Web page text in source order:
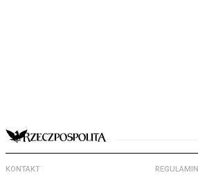
KONTAKT REGULAMIN